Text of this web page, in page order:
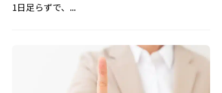
1日足らずで、...